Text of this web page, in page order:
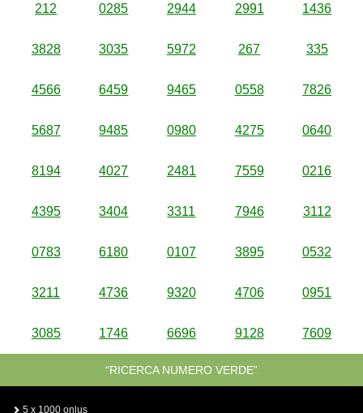
212 0285 2944 2991 1436
3828 3035 5972 267 335
4566 6459 9465 0558 7826
5687 9485 0980 4275 0640
8194 4027 2481 7559 0216
4395 3404 3311 7946 3112
0783 6180 0107 3895 0532
3211 4736 9320 4706 0951
3085 1746 6696 9128 7609
“RICERCA NUMERO VERDE”
5 x 1000 onlus